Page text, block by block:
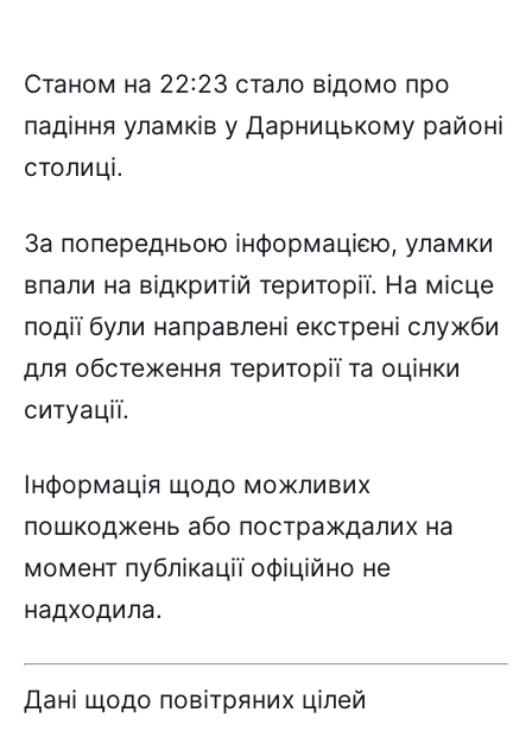
Станом на 22:23 стало відомо про
падіння уламків у Дарницькому районі
столиці.
За попередньою інформацією, уламки
впали на відкритій території. На місце
події були направлені екстрені служби
для обстеження території та оцінки
ситуації.
Інформація щодо можливих
пошкоджень або постраждалих на
момент публікації офіційно не
надходила.
Дані щодо повітряних цілей